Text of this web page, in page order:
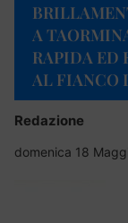
A
RAPIDA ED
AL FIANCO
Redazione
domenica 18